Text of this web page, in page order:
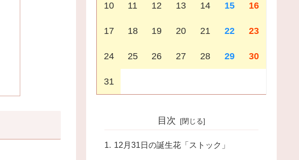
10 11 12 13 14 15 16
17 18 19 20 21 22 23
24 25 26 27 28 29 30
31
目次
12月31日の誕生花「ストック」